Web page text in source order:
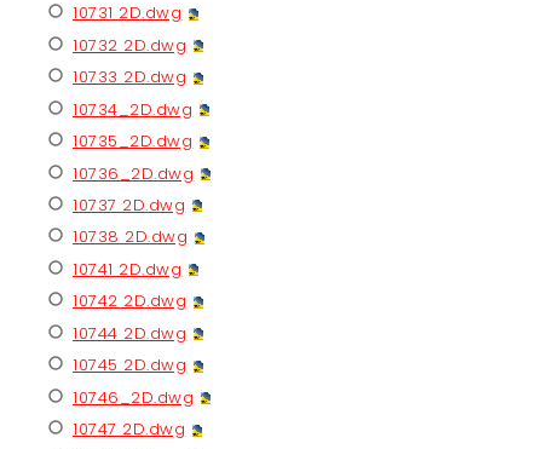
10731 2D.dwg
10732 2D.dwg
10733 2D.dwg
10734_2D.dwg
10735_2D.dwg
10736_2D.dwg
10737 2D.dwg
10738 2D.dwg
10741 2D.dwg
10742 2D.dwg
10744 2D.dwg
10745 2D.dwg
10746_2D.dwg
10747 2D.dwg